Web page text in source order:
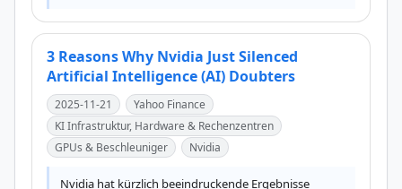
3 Reasons Why Nvidia Just Silenced
Artificial Intelligence (AI) Doubters
2025-11-21
Yahoo Finance
KI Infrastruktur, Hardware & Rechenzentren
GPUs & Beschleuniger
Nvidia
Nvidia hat kürzlich beeindruckende Ergebnisse